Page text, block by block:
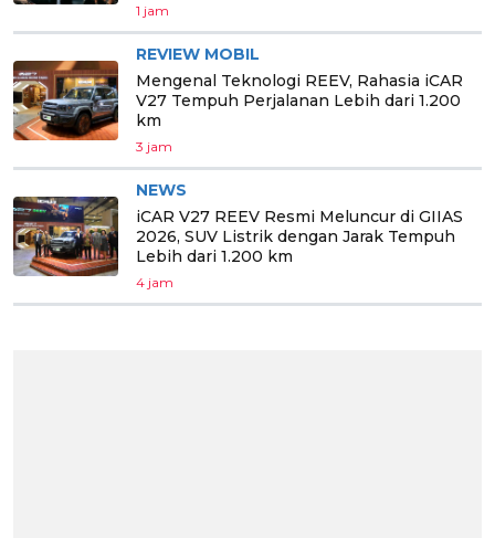
1 jam
REVIEW MOBIL
Mengenal Teknologi REEV, Rahasia iCAR
V27 Tempuh Perjalanan Lebih dari 1.200
km
3 jam
NEWS
iCAR V27 REEV Resmi Meluncur di GIIAS
2026, SUV Listrik dengan Jarak Tempuh
Lebih dari 1.200 km
4 jam